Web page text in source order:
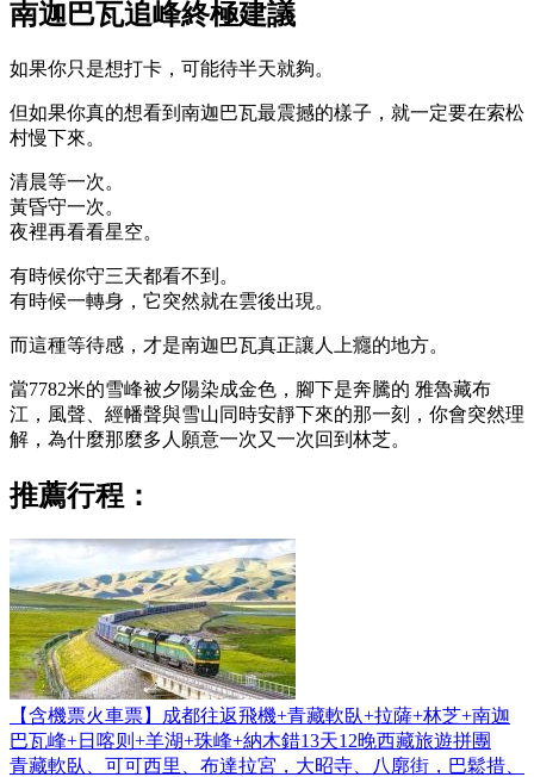
南迦巴瓦追峰終極建議
如果你只是想打卡，可能待半天就夠。
但如果你真的想看到南迦巴瓦最震撼的樣子，就一定要在索松
村慢下來。
清晨等一次。
黃昏守一次。
夜裡再看看星空。
有時候你守三天都看不到。
有時候一轉身，它突然就在雲後出現。
而這種等待感，才是南迦巴瓦真正讓人上癮的地方。
當7782米的雪峰被夕陽染成金色，腳下是奔騰的 雅魯藏布
江 ，風聲、經幡聲與雪山同時安靜下來的那一刻，你會突然理
解，為什麼那麼多人願意一次又一次回到林芝。
推薦行程：
【含機票火車票】成都往返飛機+青藏軟臥+拉薩+林芝+南迦
巴瓦峰+日喀则+羊湖+珠峰+納木錯13天12晚西藏旅遊拼團
青藏軟臥、可可西里、布達拉宮，大昭寺、八廓街，巴鬆措、